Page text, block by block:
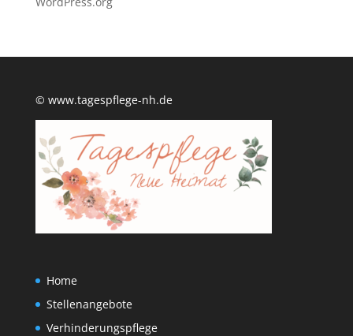
© www.tagespflege-nh.de
Home
Stellenangebote
Verhinderungspflege